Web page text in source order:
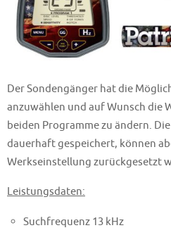
Der Sondengänger hat die
anzuwählen und auf Wunsch die
beiden Programme zu ändern.
dauerhaft gespeichert, können
Werkseinstellung zurückgesetzt
Leistungsdaten:
Suchfrequenz 13 kHz